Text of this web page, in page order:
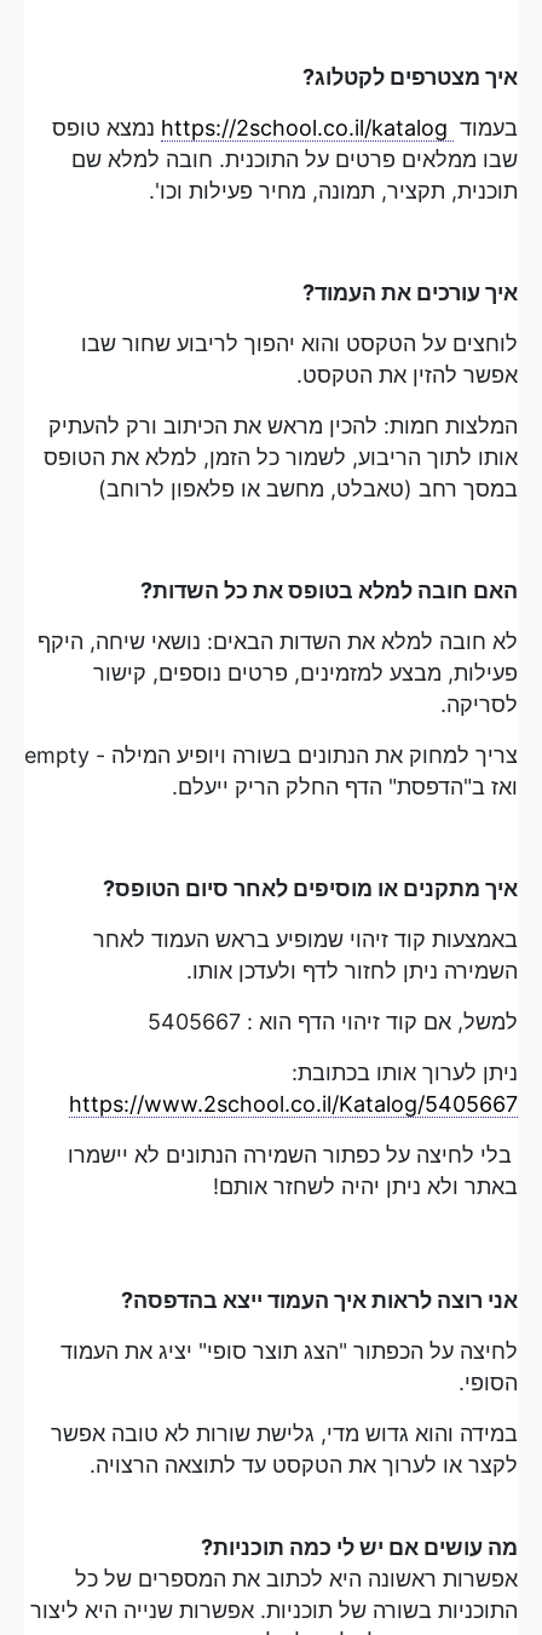
איך מצטרפים לקטלוג?
בעמוד
נמצא טופס
שבו ממלאים פרטים על התוכנית. חובה למלא שם
תוכנית, תקציר, תמונה, מחיר פעילות וכו'.
איך עורכים את העמוד?
לוחצים על הטקסט והוא יהפוך לריבוע שחור שבו
אפשר להזין את הטקסט.
המלצות חמות: להכין מראש את הכיתוב ורק להעתיק
אותו לתוך הריבוע, לשמור כל הזמן, למלא את הטופס
במסך רחב (טאבלט, מחשב או פלאפון לרוחב)
האם חובה למלא בטופס את כל השדות?
לא חובה למלא את השדות הבאים: נושאי שיחה, היקף
פעילות, מבצע למזמינים, פרטים נוספים, קישור
לסריקה.
צריך למחוק את הנתונים בשורה ויופיע המילה - empty
ואז ב"הדפסת" הדף החלק הריק ייעלם.
איך מתקנים או מוסיפים לאחר סיום הטופס?
באמצעות קוד זיהוי שמופיע בראש העמוד לאחר
השמירה ניתן לחזור לדף ולעדכן אותו.
למשל, אם קוד זיהוי הדף הוא : 5405667
ניתן לערוך אותו בכתובת:
https://www.2school.co.il/Katalog/5405667
בלי לחיצה על כפתור השמירה הנתונים לא יישמרו
באתר ולא ניתן יהיה לשחזר אותם!
אני רוצה לראות איך העמוד ייצא בהדפסה?
לחיצה על הכפתור "הצג תוצר סופי" יציג את העמוד
הסופי.
במידה והוא גדוש מדי, גלישת שורות לא טובה אפשר
לקצר או לערוך את הטקסט עד לתוצאה הרצויה.
מה עושים אם יש לי כמה תוכניות?
אפשרות ראשונה היא לכתוב את המספרים של כל
התוכניות בשורה של תוכניות. אפשרות שנייה היא ליצור